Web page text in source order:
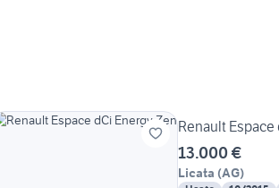
Renault Espace
13.000 €
Licata (AG)